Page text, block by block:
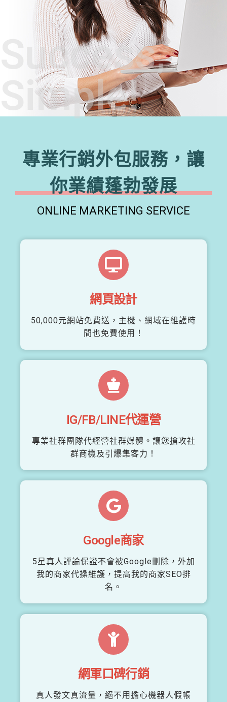
Success,
Simple!
專業行銷外包服務，讓
你業績蓬勃發展
ONLINE MARKETING SERVICE
網頁設計
50,000元網站免費送，主機、網域在維護時
間也免費使用！
IG/FB/LINE代運營
專業社群團隊代經營社群媒體。讓您搶攻社
群商機及引爆集客力！
Google商家
5星真人評論保證不會被Google刪除，外加
我的商家代操維護，提高我的商家SEO排
名。
網軍口碑行銷
真人發文真流量，絕不用擔心機器人假帳